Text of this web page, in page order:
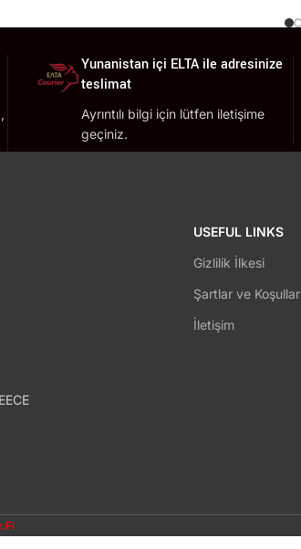
Yunanistan içi ELTA ile adresinize
teslimat
Ayrıntılı bilgi için lütfen iletişime
geçiniz.
USEFUL LINKS
Gizlilik İlkesi
Şartlar ve Koşullar
İletişim